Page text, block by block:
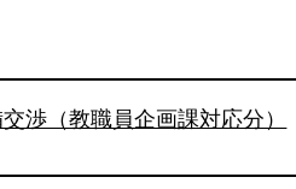
渉（教職員企画課対応分）